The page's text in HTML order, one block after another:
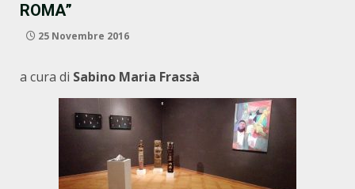
ROMA”
25 Novembre 2016
a cura di Sabino Maria Frassà